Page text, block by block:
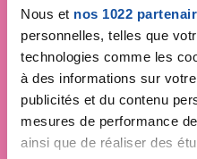
Nous et nos 1022
personnelles, telles que
technologies comme les
à des informations sur
publicités et du contenu
mesures de performance
ainsi que de réaliser des